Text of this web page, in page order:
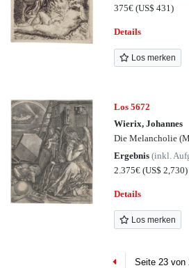
375€(US$ 431)
Details
Los merken
Los 5672
Wierix, Johannes
Die Melancholie
Ergebnis(inkl.
2.375€(US$ 2,730)
Details
Los merken
PreviousSeite 23 von